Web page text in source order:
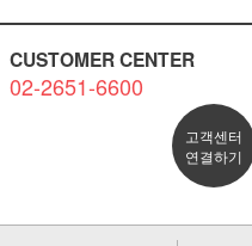
CUSTOMER CENTER
02-2651-6600
고객센터
연결하기